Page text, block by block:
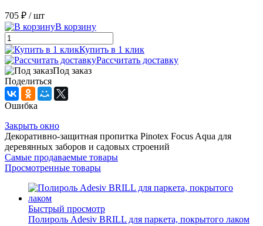
705 ₽ / шт
В корзину
Купить в 1 клик
Рассчитать доставку
Под заказ
Поделиться
Ошибка
Закрыть окно
Декоративно-защитная пропитка Pinotex Focus Aqua для
деревянных заборов и садовых строений
Самые продаваемые товары
Просмотренные товары
Быстрый просмотр
Полироль Adesiv BRILL для паркета, покрытого лаком